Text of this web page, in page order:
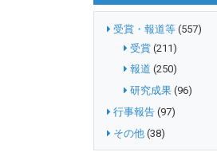
受賞・報道等 (557)
受賞 (211)
報道 (250)
研究成果 (96)
行事報告 (97)
その他 (38)